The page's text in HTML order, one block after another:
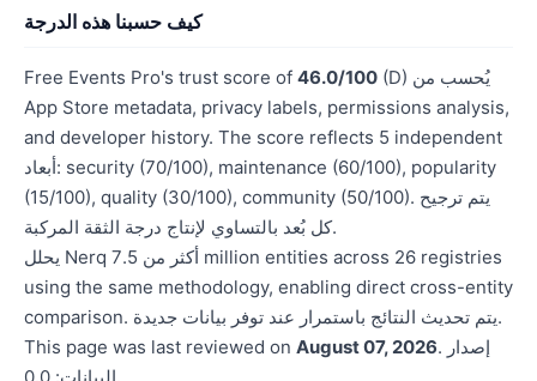
كيف حسبنا هذه الدرجة
Free Events Pro's trust score of 46.0/100 (D) يُحسب من
App Store metadata, privacy labels, permissions analysis,
and developer history. The score reflects 5 independent
أبعاد: security (70/100), maintenance (60/100), popularity
(15/100), quality (30/100), community (50/100). يتم ترجيح
كل بُعد بالتساوي لإنتاج درجة الثقة المركبة.
يحلل Nerq أكثر من 7.5 million entities across 26 registries
using the same methodology, enabling direct cross-entity
comparison. يتم تحديث النتائج باستمرار عند توفر بيانات جديدة.
This page was last reviewed on August 07, 2026. إصدار